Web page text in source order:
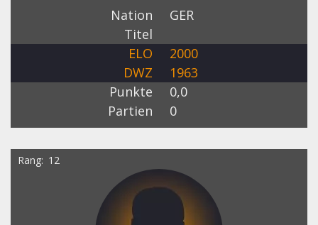
Nation
GER
Titel
ELO
2000
DWZ
1963
Punkte
0,0
Partien
0
Rang 12